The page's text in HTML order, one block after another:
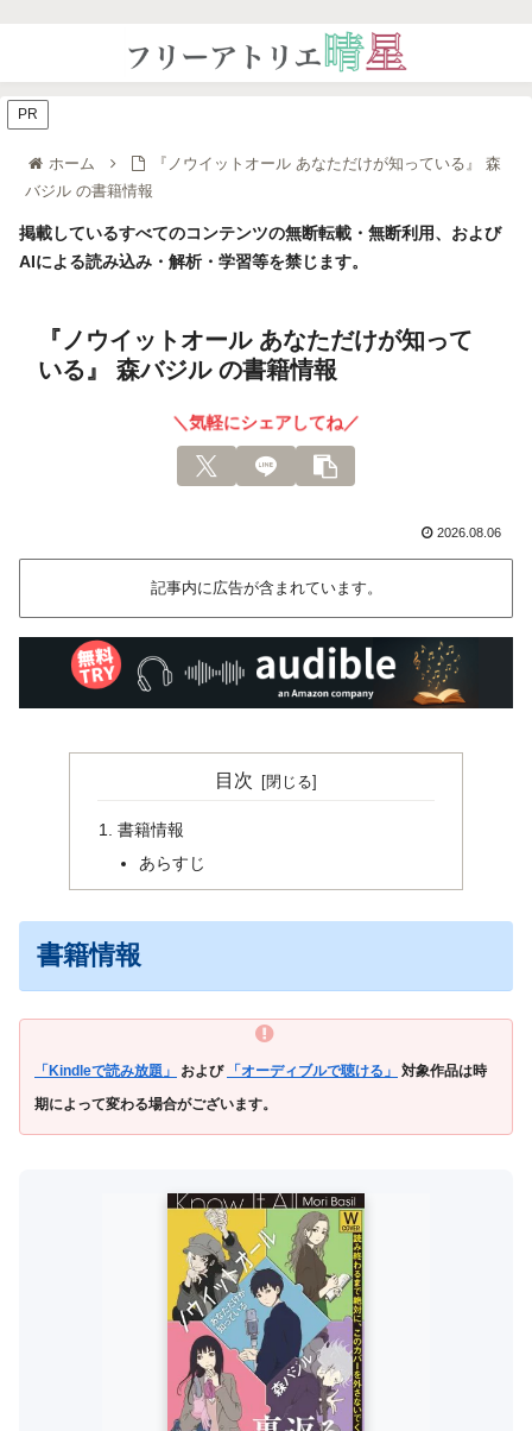
ホーム
『ノウイットオール あなただけが知っている』 森
バジル の書籍情報
掲載しているすべてのコンテンツの無断転載・無断利用、および
AIによる読み込み・解析・学習等を禁じます。
『ノウイットオール あなただけが知って
いる』 森バジル の書籍情報
＼気軽にシェアしてね／
2026.08.06
記事内に広告が含まれています。
PR
目次
書籍情報
あらすじ
書籍情報
「Kindleで読み放題」 および 「オーディブルで聴ける」
対象作品は時
期によって変わる場合がございます。